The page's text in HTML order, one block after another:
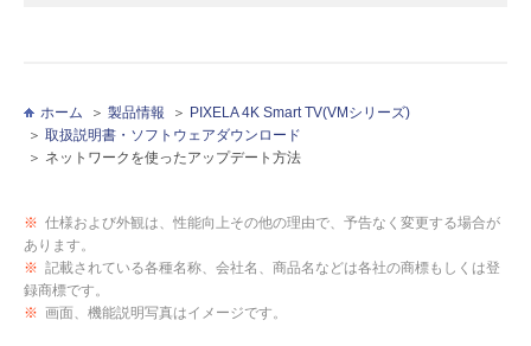
ホーム 製品情報
PIXELA 4K Smart TV(VMシリーズ)
取扱説明書・ソフトウェアダウンロード
ネットワークを使ったアップデート方法
※ 仕様および外観は、性能向上その他の理由で、予告なく変更する場合が
あります。
※ 記載されている各種名称、会社名、商品名などは各社の商標もしくは登
録商標です。
※ 画面、機能説明写真はイメージです。